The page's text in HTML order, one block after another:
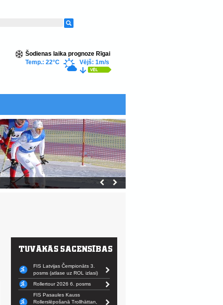
Šodienas laika prognoze Rīgai
Temp.: 22°C
Vējš: 1m/s
FIS Latvijas Čempionāts 3.
posms (atlase uz ROL izlasi)
Rollertour 2026 6. posms
FIS Pasaules Kauss
Rollerslēpošanā Trollhättan,